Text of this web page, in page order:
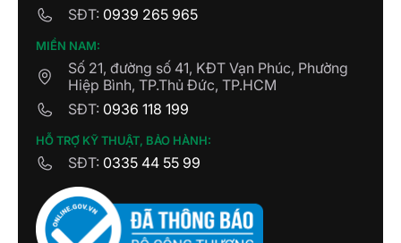
SĐT: 0939 265 965
MIỀN NAM:
Số 21, đường số 41, KĐT Vạn Phúc, Phường
Hiệp Bình, TP.Thủ Đức, TP.HCM
SĐT: 0936 118 199
HỖ TRỢ KỸ THUẬT, BẢO HÀNH:
SĐT: 0335 44 55 99